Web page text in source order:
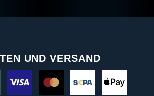
UND VERSAND